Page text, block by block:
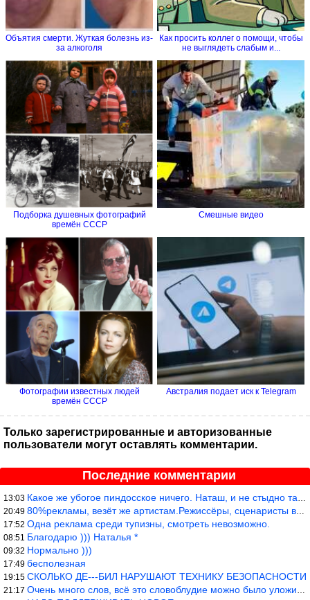
Объятия смерти. Жуткая болезнь из-
за алкоголя
Как просить коллег о помощи, чтобы
не выглядеть слабым и...
Подборка душевных фотографий
времён СССР
Смешные видео
Фотографии известных людей
времён СССР
Австралия подает иск к Telegram
Только зарегистрированные и авторизованные
пользователи могут оставлять комментарии.
Последние комментарии
13:03 Какое же убогое пиндосское ничего. Наташ, и не стыдно такую фигн
20:49 80%рекламы, везёт же артистам.Режиссёры, сценаристы вы где или к
17:52 Одна реклама среди тупизны, смотреть невозможно.
08:51 Благодарю ))) Наталья *
09:32 Нормально )))
17:49 бесполезная
19:15 СКОЛЬКО ДЕ---БИЛ НАРУШАЮТ ТЕХНИКУ БЕЗОПАСНОСТИ
21:17 Очень много слов, всё это словоблудие можно было уложить в 1 мин